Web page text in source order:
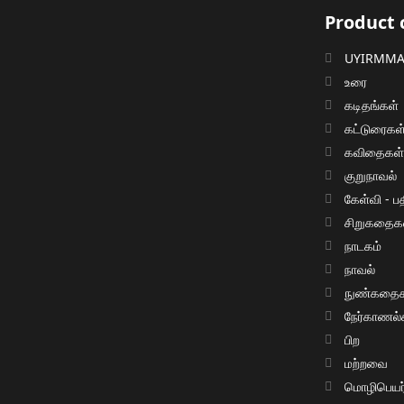
Product
உரை
கடிதங்கள்
கவிதைகள்
குறுநாவல்
கேள்வி -
நாடகம்
நாவல்
பிற
மற்றவை